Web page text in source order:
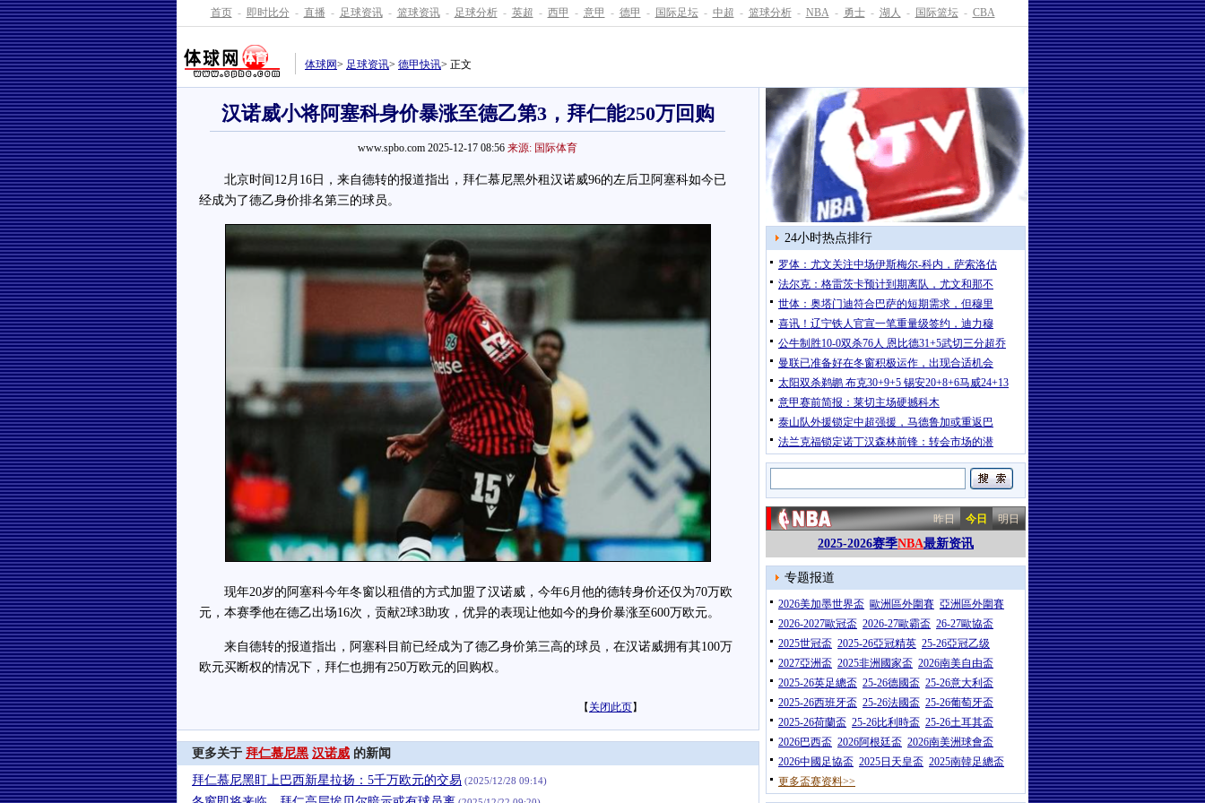
首页 - 即时比分 - 直播 - 足球资讯 - 篮球资讯 - 足球分析 - 英超 - 西甲 - 意甲 - 德甲 - 国际足坛 - 中超 - 篮球分析 - NBA - 勇士 - 湖人 - 国际篮坛 - CBA
体球网> 足球资讯> 德甲快讯> 正文
汉诺威小将阿塞科身价暴涨至德乙第3，拜仁能250万回购
www.spbo.com 2025-12-17 08:56 来源: 国际体育
北京时间12月16日，来自德转的报道指出，拜仁慕尼黑外租汉诺威96的左后卫阿塞科如今已
经成为了德乙身价排名第三的球员。
现年20岁的阿塞科今年冬窗以租借的方式加盟了汉诺威，今年6月他的德转身价还仅为70万欧
元，本赛季他在德乙出场16次，贡献2球3助攻，优异的表现让他如今的身价暴涨至600万欧元。
来自德转的报道指出，阿塞科目前已经成为了德乙身价第三高的球员，在汉诺威拥有其100万
欧元买断权的情况下，拜仁也拥有250万欧元的回购权。
【 关闭此页】
更多关于 拜仁慕尼黑 汉诺威 的新闻
拜仁慕尼黑盯上巴西新星拉扬：5千万欧元的交易 (2025/12/28 09:14)
24小时热点排行
罗体：尤文关注中场伊斯梅尔-科内，萨索洛估
法尔克：格雷茨卡预计到期离队，尤文和那不
世体：奥塔门迪符合巴萨的短期需求，但穆里
喜讯！辽宁铁人官宣一笔重量级签约，迪力穆
公牛制胜10-0双杀76人 恩比德31+5武切三分超乔
曼联已准备好在冬窗积极运作，出现合适机会
太阳双杀鹈鹕 布克30+9+5 锡安20+8+6马威24+13
意甲赛前简报：莱切主场硬撼科木
泰山队外援锁定中超强援，马德鲁加或重返巴
法兰克福锁定诺丁汉森林前锋：转会市场的潜
昨日 今日 明日
2025-2026赛季NBA最新资讯
专题报道
2026美加墨世界盃 歐洲區外圍賽 亞洲區外圍賽
2026-2027歐冠盃 2026-27歐霸盃 26-27歐協盃
2025世冠盃 2025-26亞冠精英 25-26亞冠乙级
2027亞洲盃 2025非洲國家盃 2026南美自由盃
2025-26英足總盃 25-26德國盃 25-26意大利盃
2025-26西班牙盃 25-26法國盃 25-26葡萄牙盃
2025-26荷蘭盃 25-26比利時盃 25-26土耳其盃
2026巴西盃 2026阿根廷盃 2026南美洲球會盃
2026中國足協盃 2025日天皇盃 2025南韓足總盃
更多盃赛资料>>